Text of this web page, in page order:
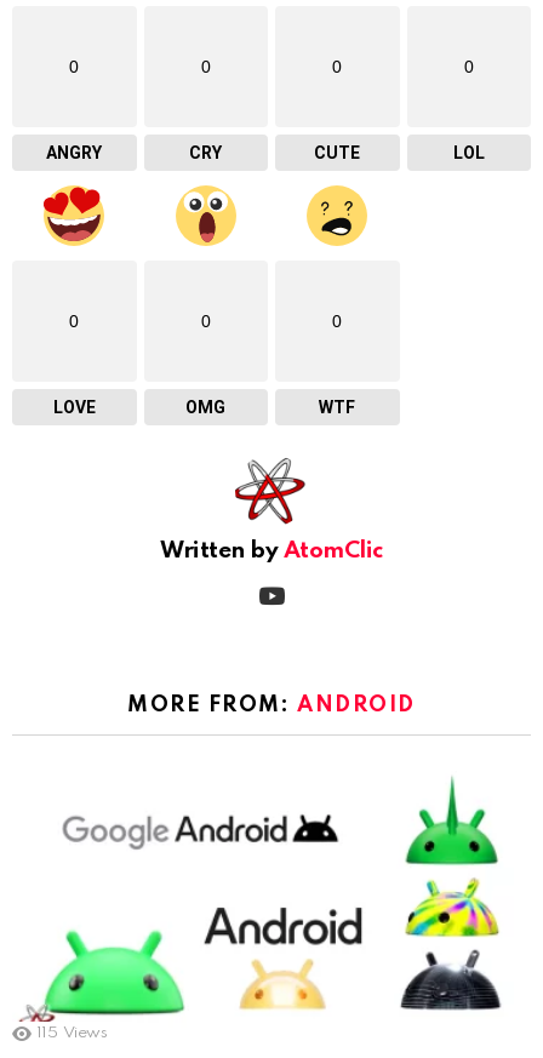
0
ANGRY
0
CRY
0
CUTE
0
LOL
0
LOVE
0
OMG
0
WTF
Written by AtomClic
MORE FROM:ANDROID
115 Views